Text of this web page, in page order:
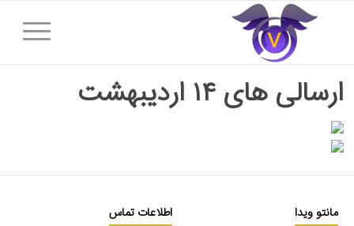
ارسالی های ۱۴ اردیبهشت
مانتو ویدا اطلاعات تماس